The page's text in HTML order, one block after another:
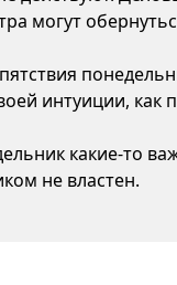
могут
интуиции, как
какие-то
не властен.